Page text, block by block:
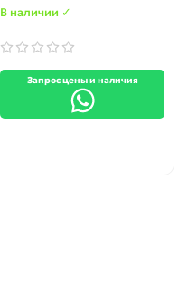
В наличии ✓
Запрос цены и наличия